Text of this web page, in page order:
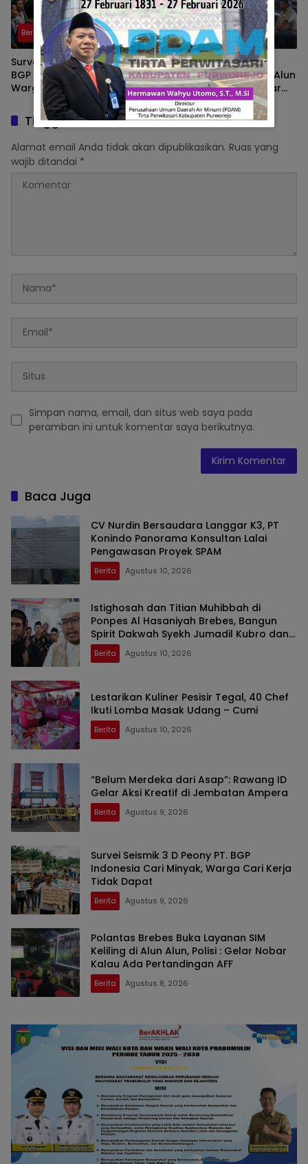
Berita
Survei Seismik 3 D Peony PT.
BGP Indonesia Cari Minyak,
Warga Cari Kerja Tidak
Berita
Polantas Brebes Buka
Layanan SIM Keliling di Alun
Alun, Polisi : Gelar Nobar
Kalau Ada Pertandingan
AFF
Tinggalkan Balasan
Alamat email Anda tidak akan dipublikasikan. Ruas yang
wajib ditandai *
Simpan nama, email, dan situs web saya pada
peramban ini untuk komentar saya berikutnya.
Baca Juga
CV Nurdin Bersaudara Langgar K3, PT
Konindo Panorama Konsultan Lalai
Pengawasan Proyek SPAM
Berita Agustus 10, 2026
Istighosah dan Titian Muhibbah di
Ponpes Al Hasaniyah Brebes, Bangun
Spirit Dakwah Syekh Jumadil Kubro dan
Wali Songo
Berita Agustus 10, 2026
Lestarikan Kuliner Pesisir Tegal, 40 Chef
Ikuti Lomba Masak Udang – Cumi
Berita Agustus 10, 2026
“Belum Merdeka dari Asap”: Rawang ID
Gelar Aksi Kreatif di Jembatan Ampera
Berita Agustus 9, 2026
Survei Seismik 3 D Peony PT. BGP
Indonesia Cari Minyak, Warga Cari Kerja
Tidak Dapat
Berita Agustus 9, 2026
Polantas Brebes Buka Layanan SIM
Keliling di Alun Alun, Polisi : Gelar Nobar
Kalau Ada Pertandingan AFF
Berita Agustus 8, 2026